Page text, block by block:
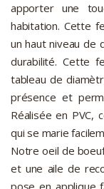
apporter une
habitation. Cette
un haut niveau de
durabilité. Cette
tableau de
présence et
Réalisée en PVC,
qui se marie
Notre oeil de
et une aile de
pose en applique